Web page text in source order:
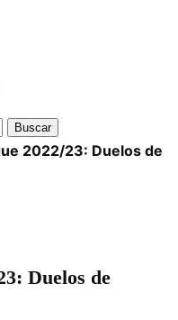
2022/23: Duelos de
Duelos de